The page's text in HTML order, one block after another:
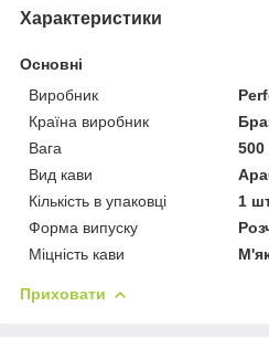
Характеристики
Основні
Виробник
Країна виробник
Вага
500
Вид кави
Кількість в упаковці
1
Форма випуску
Міцність кави
Приховати